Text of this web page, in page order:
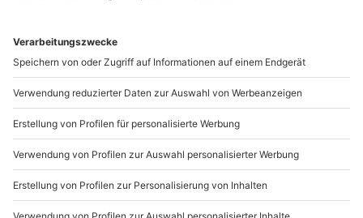
Schnapp dir eine Matte und rutsche auf der Rainbow Racer
mit Deinen Lieblingsmenschen um die Wette.
Der perfekte Ausklang für Deinen
Thermentag
Falls das Wetter es zulässt, kannst Du Dich in einem
derThermalbeckenim Outdoor Bereich bei einem
herrlichen Sonnenuntergang entspannen und den Tag